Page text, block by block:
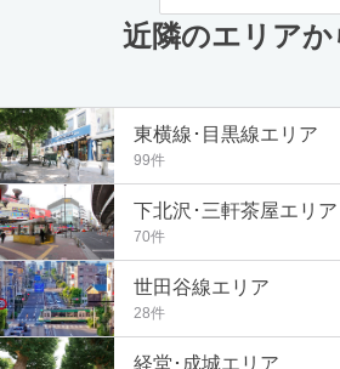
近隣のエリアか
東横線･目黒線エリア
99件
下北沢･三軒茶屋エリア
70件
世田谷線エリア
28件
経堂･成城エリア